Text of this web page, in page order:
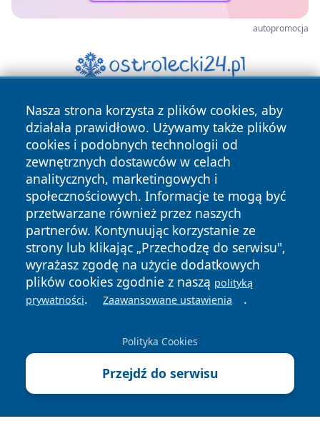
autopromocja
Nasza strona korzysta z plików cookies, aby
działała prawidłowo. Używamy także plików
cookies i podobnych technologii od
zewnętrznych dostawców w celach
analitycznych, marketingowych i
społecznościowych. Informacje te mogą być
przetwarzane również przez naszych
partnerów. Kontynuując korzystanie ze
strony lub klikając „Przechodzę do serwisu",
wyrażasz zgodę na użycie dodatkowych
plików cookies zgodnie z naszą polityką
prywatności. Zaawansowane ustawienia .
Polityka Cookies
Przejdź do serwisu
Copyright © 2026 bielskonews.pl Wszystkie prawa
zastrzeżone.
News Autorzy
Polityka
Prywatności
Polityka
Cookies